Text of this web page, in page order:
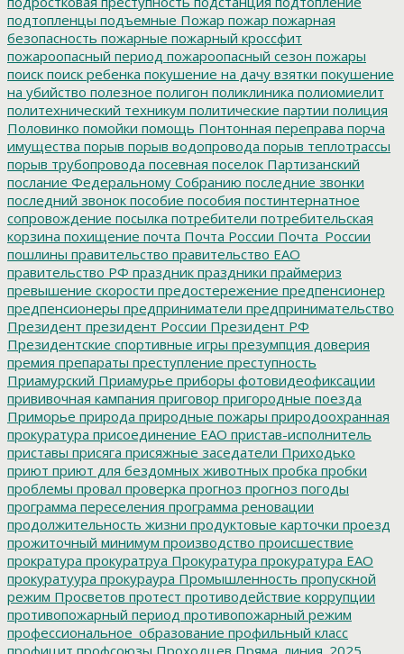
подтопленцы подъемные Пожар пожар пожарная
безопасность пожарные пожарный кроссфит
пожароопасный период пожароопасный сезон пожары
поиск поиск ребенка покушение на дачу взятки покушение
на убийство полезное полигон поликлиника полиомиелит
политехнический техникум политические партии полиция
Половинко помойки помощь Понтонная переправа порча
имущества порыв порыв водопровода порыв теплотрассы
порыв трубопровода посевная поселок Партизанский
послание Федеральному Собранию последние звонки
последний звонок пособие пособия постинтернатное
сопровождение посылка потребители потребительская
корзина похищение почта Почта России Почта_России
пошлины правительство правительство ЕАО
правительство РФ праздник праздники праймериз
превышение скорости предостережение предпенсионер
предпенсионеры предприниматели предпринимательство
Президент президент России Президент РФ
Президентские спортивные игры презумпция доверия
премия препараты преступление преступность
Приамурский Приамурье приборы фотовидеофиксации
прививочная кампания приговор пригородные поезда
Приморье природа природные пожары природоохранная
прокуратура присоединение ЕАО пристав-исполнитель
приставы присяга присяжные заседатели Приходько
приют приют для бездомных животных пробка пробки
проблемы провал проверка прогноз прогноз погоды
программа переселения программа реновации
продолжительность жизни продуктовые карточки проезд
прожиточный минимум производство происшествие
прократура прокуратруа Прокуратура прокуратура ЕАО
прокуратуура прокураура Промышленность пропускной
режим Просветов протест противодействие коррупции
противопожарный период противопожарный режим
профессиональное_образование профильный класс
профицит профсоюзы Проходцев Пряма_линия_2025